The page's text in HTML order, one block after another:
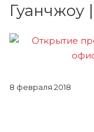
8 февраля 2018